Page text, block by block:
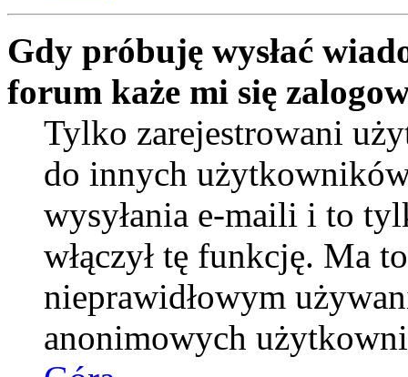
Gdy próbuję wysłać
forum każe mi się
Tylko zarejestrowani
do innych
wysyłania e-maili i to
włączył tę funkcję. Ma
nieprawidłowym
anonimowych